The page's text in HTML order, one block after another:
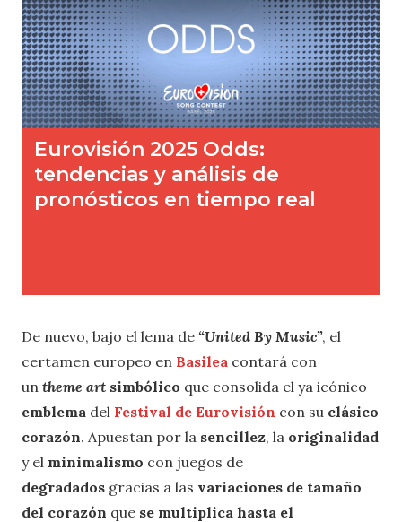
De nuevo, bajo el lema de “United By Music”, el
certamen europeo en Basilea contará con
un theme art simbólico que consolida el ya icónico
emblema del Festival de Eurovisión con su clásico
corazón. Apuestan por la sencillez, la originalidad
y el minimalismo con juegos de
degradados gracias a las variaciones de tamaño
del corazón que se multiplica hasta el